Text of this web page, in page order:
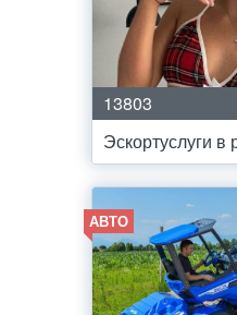
13803
Эскортуслуги в
АВТО